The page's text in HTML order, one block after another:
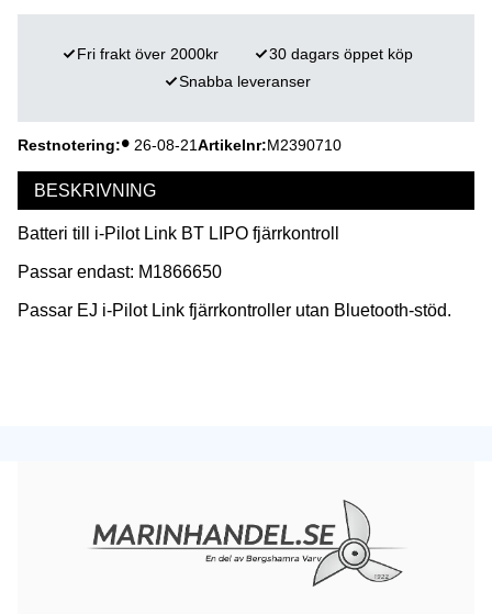
Restnotering 26-08-21Artikelnr M2390710
Fri frakt över 2000kr
30 dagars öppet köp
Snabba leveranser
BESKRIVNING
Batteri till i-Pilot Link BT LIPO fjärrkontroll
Passar endast: M1866650
Passar EJ i-Pilot Link fjärrkontroller utan Bluetooth-stöd.